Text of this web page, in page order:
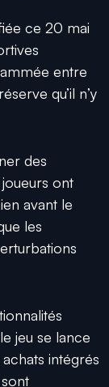
ce 20 mai
entre
qu’il n’y
des
ont
avant le
les
jeu se lance
intégrés